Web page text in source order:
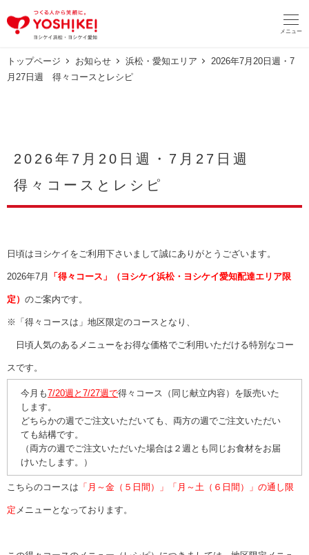
イ
メニュー
トップページ お知らせ 浜松・愛知エリア
2026年7月20日週・7
月27日週 得々コースとレシピ
2026年7月20日週・7月27日週
得々コースとレシピ
日頃はヨシケイをご利用下さいまして誠にありがとうございます。
2026年7月 「得々コース」（ヨシケイ浜松・ヨシケイ愛知配達エリア限
定） のご案内です。
※「得々コースは」地区限定のコースとなり、
日頃人気のあるメニューをお得な価格でご利用いただける特別なコー
スです。
今月も7/20週と7/27週で得々コース（同じ献立内容）を販売いた
します。
どちらかの週でご注文いただいても、両方の週でご注文いただい
ても結構です。
（両方の週でご注文いただいた場合は２週とも同じお食材をお届
けいたします。）
こちらのコースは 「月～金（５日間）」「月～土（６日間）」の通し限
定 メニューとなっております。